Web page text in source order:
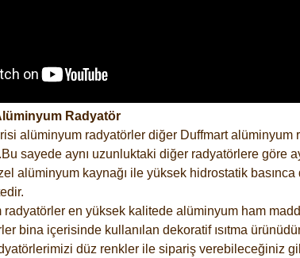
Radyatör
alüminyum radyatörler diğer Duffmart
sayede aynı uzunluktaki diğer radyatörlere göre
alüminyum kaynağı ile yüksek hidrostatik
radyatörler en yüksek kalitede alüminyum ham
bina içerisinde kullanılan dekoratif ısıtma
düz renkler ile sipariş verebileceğiniz